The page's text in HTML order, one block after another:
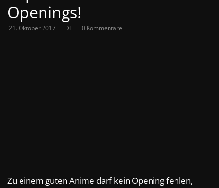
Openings!
21. Oktober 2017 DT 0 Kommentare
Zu einem guten Anime darf kein Opening fehlen,